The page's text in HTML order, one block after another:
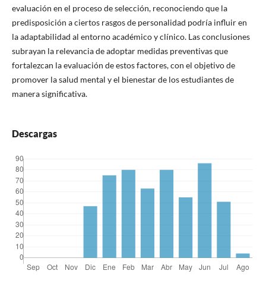
evaluación en el proceso de selección, reconociendo que la
predisposición a ciertos rasgos de personalidad podría influir en
la adaptabilidad al entorno académico y clínico. Las conclusiones
subrayan la relevancia de adoptar medidas preventivas que
fortalezcan la evaluación de estos factores, con el objetivo de
promover la salud mental y el bienestar de los estudiantes de
manera significativa.
Descargas